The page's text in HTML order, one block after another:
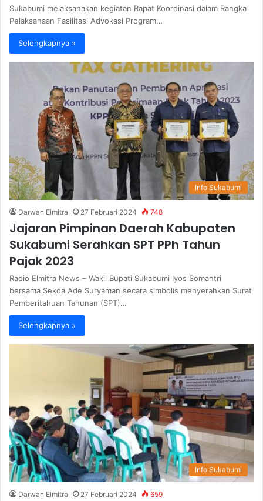
Sukabumi melaksanakan kegiatan Rapat Koordinasi dalam Rangka
Pelaksanaan Fasilitasi Advokasi Program…
Selengkapnya »
Info Sukabumi
Darwan Elmitra 27 Februari 2024 748
Jajaran Pimpinan Daerah Kabupaten
Sukabumi Serahkan SPT PPh Tahun
Pajak 2023
Radio Elmitra News – Wakil Bupati Sukabumi Iyos Somantri
bersama Sekda Ade Suryaman secara simbolis menyerahkan Surat
Pemberitahuan Tahunan (SPT)…
Selengkapnya »
Info Sukabumi
Darwan Elmitra 27 Februari 2024 659